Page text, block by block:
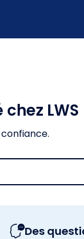
LWS
Des